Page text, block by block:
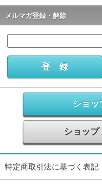
メルマガ登録・解除
ショッ
ショッ
特定商取引法に基づく表記